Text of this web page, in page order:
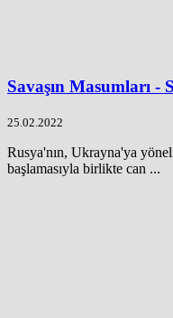
Savaşın Masumları -
25.02.2022
Rusya'nın, Ukrayna'ya
başlamasıyla birlikte can ...